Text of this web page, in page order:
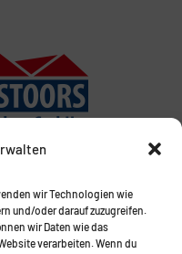
wir Technologien wie
und/oder darauf zuzugreifen.
wir Daten wie das
verarbeiten. Wenn du